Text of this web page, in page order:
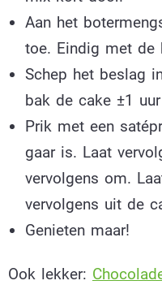
Aan het
toe. Eindig met de
Schep het beslag
bak de cake ±1
Prik met een
gaar is. Laat
vervolgens om.
vervolgens uit de
Genieten maar!
Ook lekker: